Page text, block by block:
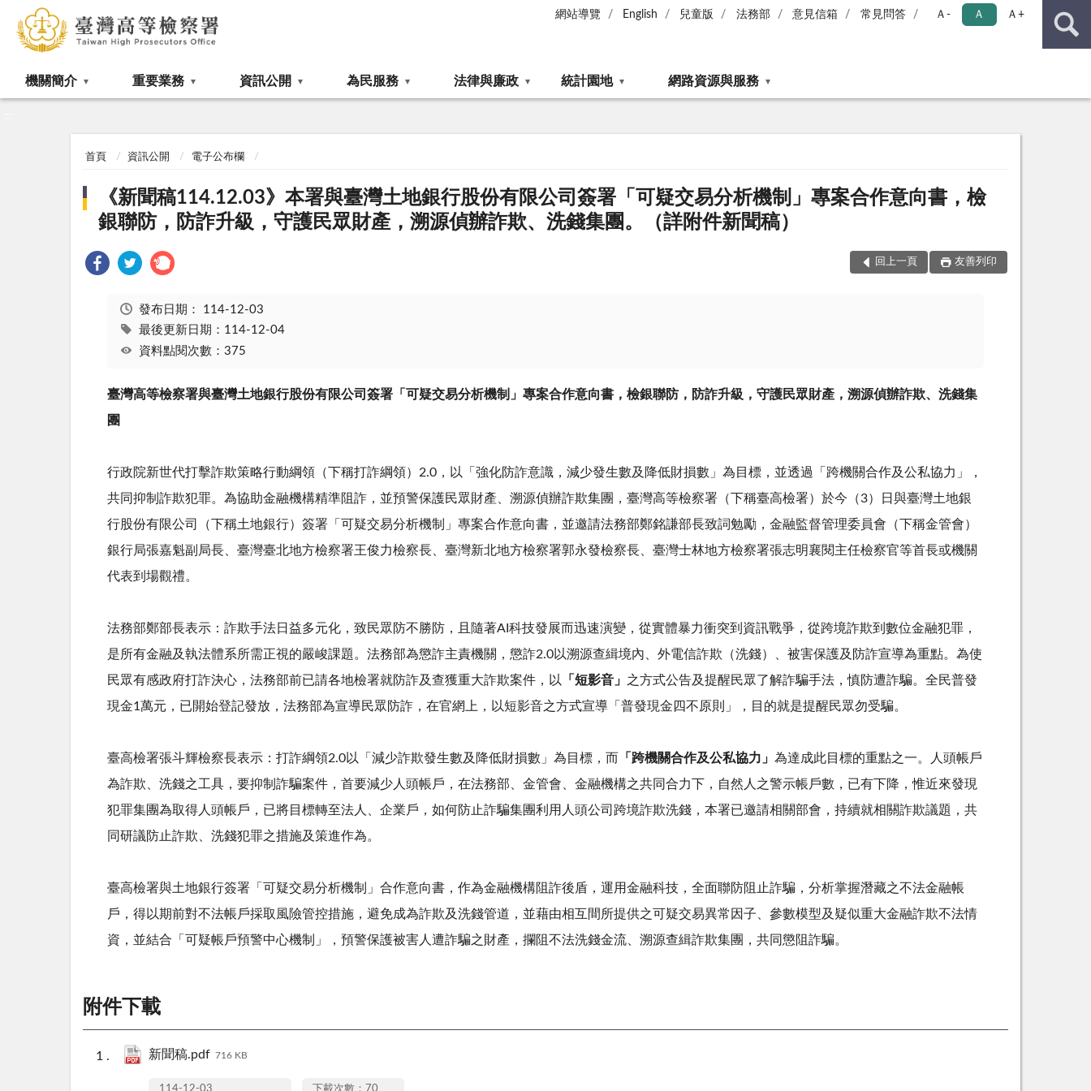
網站導覽 English 兒童版 法務部 意見信箱 常見問答 Ａ- Ａ Ａ+
機關簡介 重要業務 資訊公開 為民服務 法律與廉政 統計園地 網路資源與服務
首頁 資訊公開 電子公布欄
《新聞稿114.12.03》本署與臺灣土地銀行股份有限公司簽署「可疑交易分析機制」專案合作意向書，檢
銀聯防，防詐升級，守護民眾財產，溯源偵辦詐欺、洗錢集團。（詳附件新聞稿）
回上一頁 友善列印
發布日期： 114-12-03
最後更新日期：114-12-04
資料點閱次數：375
臺灣高等檢察署與臺灣土地銀行股份有限公司簽署「可疑交易分析機制」專案合作意向書，檢銀聯防，防詐升級，守護民眾財產，溯源偵辦詐欺、洗錢集
團
行政院新世代打擊詐欺策略行動綱領（下稱打詐綱領） 2.0 ，以「強化防詐意識，減少發生數及降低財損數」為目標，並透過「跨機關合作及公私協力」，
共同抑制詐欺犯罪。為協助金融機構精準阻詐，並預警保護民眾財產、溯源偵辦詐欺集團，臺灣高等檢察署（下稱臺高檢署）於今（3）日與臺灣土地銀
行股份有限公司（下稱土地銀行）簽署「可疑交易分析機制」專案合作意向書，並邀請法務部鄭銘謙部長致詞勉勵，金融監督管理委員會（下稱金管會）
銀行局張嘉魁副局長、臺灣臺北地方檢察署王俊力檢察長、臺灣新北地方檢察署郭永發檢察長、臺灣士林地方檢察署張志明襄閱主任檢察官等首長或機關
代表到場觀禮。
法務部鄭部長表示：詐欺手法日益多元化，致民眾防不勝防，且隨著AI 科技發展而迅速演變，從實體暴力衝突到資訊戰爭，從跨境詐欺到數位金融犯罪，
是所有金融及執法體系所需正視的嚴峻課題。法務部為懲詐主責機關，懲詐2.0以溯源查緝境內、外電信詐欺（洗錢）、被害保護及防詐宣導為重點。為使
民眾有感政府打詐決心，法務部前已請各地檢署就防詐及查獲重大詐欺案件，以 「短影音」 之方式公告及提醒民眾了解詐騙手法，慎防遭詐騙。全民普發
現金1萬元，已開始登記發放，法務部為宣導民眾防詐，在官網上，以短影音之方式宣導「普發現金四不原則」，目的就是提醒民眾勿受騙。
臺高檢署張斗輝檢察長表示：打詐綱領2.0以「減少詐欺發生數及降低財損數」為目標，而 「跨機關合作及公私協力」 為達成此目標的重點之一。人頭帳戶
為詐欺、洗錢之工具，要抑制詐騙案件，首要減少人頭帳戶，在法務部、金管會、金融機構之共同合力下，自然人之警示帳戶數，已有下降，惟近來發現
犯罪集團為取得人頭帳戶，已將目標轉至法人、企業戶，如何防止詐騙集團利用人頭公司跨境詐欺洗錢，本署已邀請相關部會，持續就相關詐欺議題，共
同研議防止詐欺、洗錢犯罪之措施及策進作為。
臺高檢署與土地銀行簽署「可疑交易分析機制」合作意向書，作為金融機構阻詐後盾，運用金融科技，全面聯防阻止詐騙，分析掌握潛藏之不法金融帳
戶，得以期前對不法帳戶採取風險管控措施，避免成為詐欺及洗錢管道，並藉由相互間所提供之可疑交易異常因子、參數模型及疑似重大金融詐欺不法情
資，並結合「可疑帳戶預警中心機制」，預警保護被害人遭詐騙之財產，攔阻不法洗錢金流、溯源查緝詐欺集團，共同懲阻詐騙。
附件下載
新聞稿.pdf 716 KB